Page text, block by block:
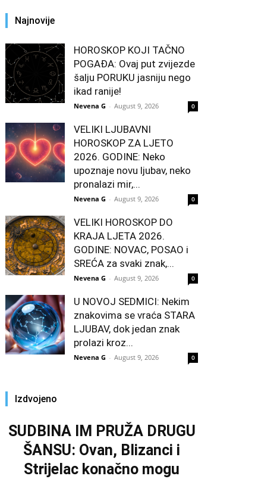
Najnovije
HOROSKOP KOJI TAČNO
POGAĐA: Ovaj put zvijezde
šalju PORUKU jasniju nego
ikad ranije!
Nevena G - August 9, 2026 0
VELIKI LJUBAVNI
HOROSKOP ZA LJETO
2026. GODINE: Neko
upoznaje novu ljubav, neko
pronalazi mir,...
Nevena G - August 9, 2026 0
VELIKI HOROSKOP DO
KRAJA LJETA 2026.
GODINE: NOVAC, POSAO i
SREĆA za svaki znak,...
Nevena G - August 9, 2026 0
U NOVOJ SEDMICI: Nekim
znakovima se vraća STARA
LJUBAV, dok jedan znak
prolazi kroz...
Nevena G - August 9, 2026 0
Izdvojeno
SUDBINA IM PRUŽA DRUGU
ŠANSU: Ovan, Blizanci i
Strijelac konačno mogu